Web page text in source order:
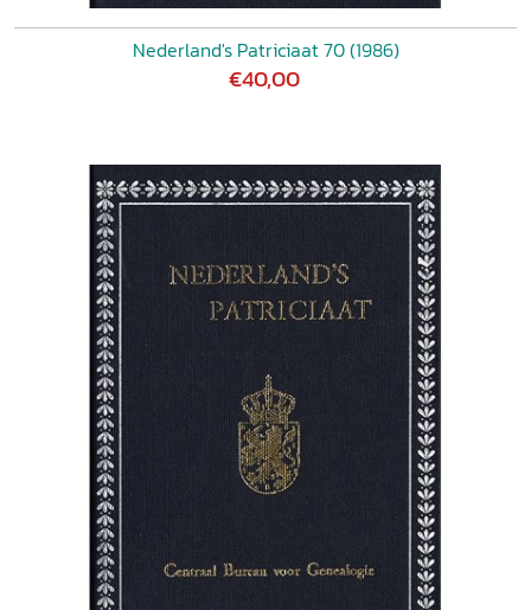
Nederland's Patriciaat 70 (1986)
€40,00